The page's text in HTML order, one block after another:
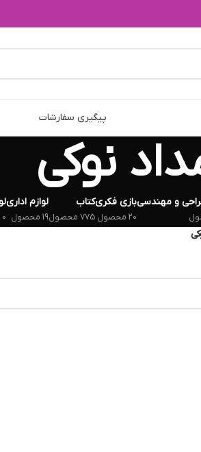
پیگیری سفارشات
نوکی
طراحی و مهندسیبازی فکری
20 محصول
کتاب
775 محصول
لوازم اداری
19 محصول 0 محصول